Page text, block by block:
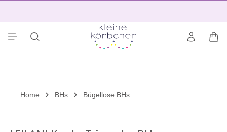
Home BHs Bügellose BHs